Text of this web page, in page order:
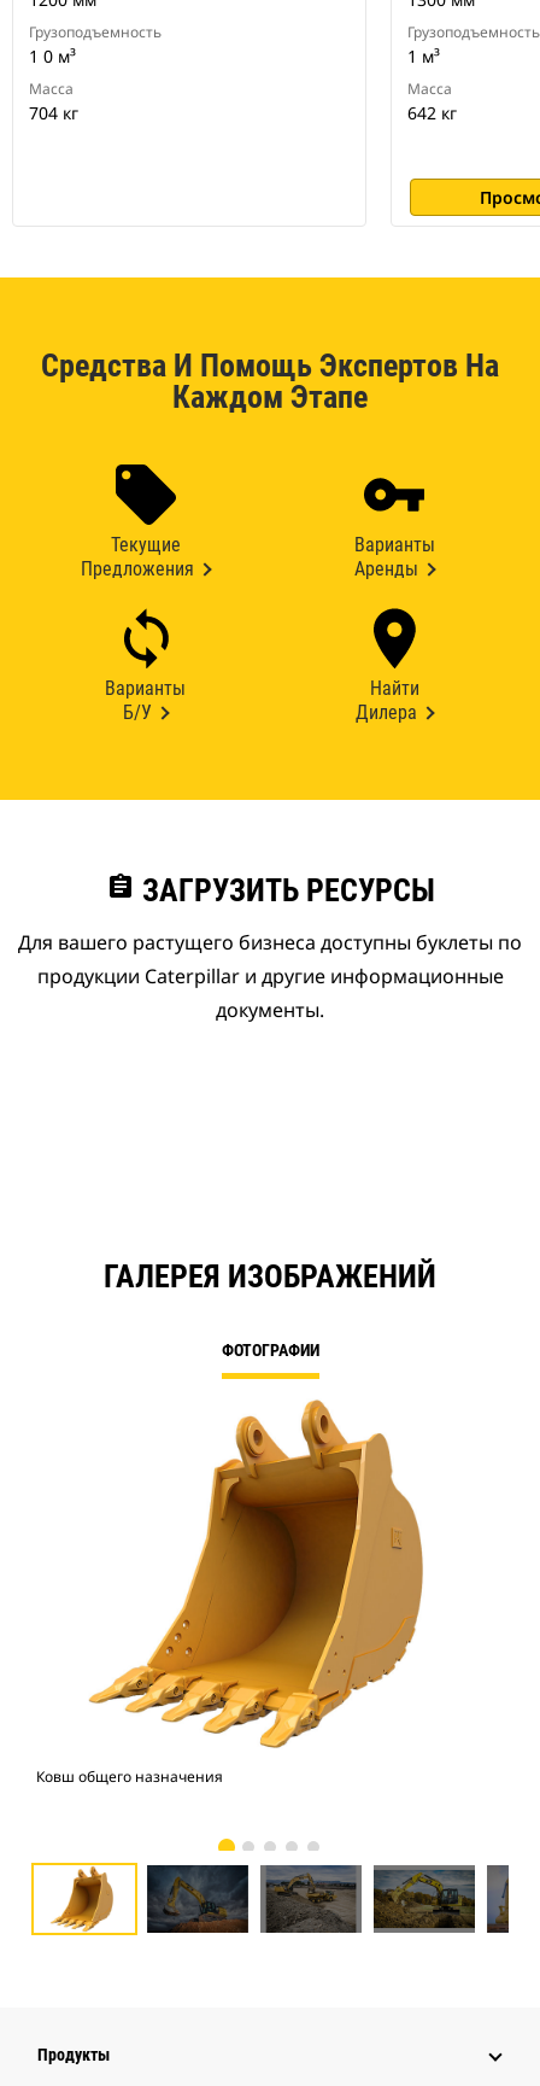
Грузоподъемность
1 0 м³
Масса
704 кг
Грузоподъемность
1 м³
Масса
642 кг
Средства И Помощь Экспертов На
Каждом Этапе
Текущие
Предложения
Варианты
Аренды
Варианты
Б/У
Найти
Дилера
assignment ЗАГРУЗИТЬ РЕСУРСЫ
Для вашего растущего бизнеса доступны буклеты по
продукции Caterpillar и другие информационные
документы.
ГАЛЕРЕЯ ИЗОБРАЖЕНИЙ
ФОТОГРАФИИ
Ковш общего назначения
Продукты